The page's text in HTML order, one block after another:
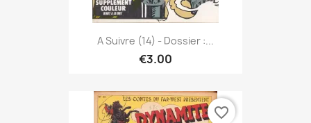
A Suivre (14) - Dossier :...
€3.00
favorite_border